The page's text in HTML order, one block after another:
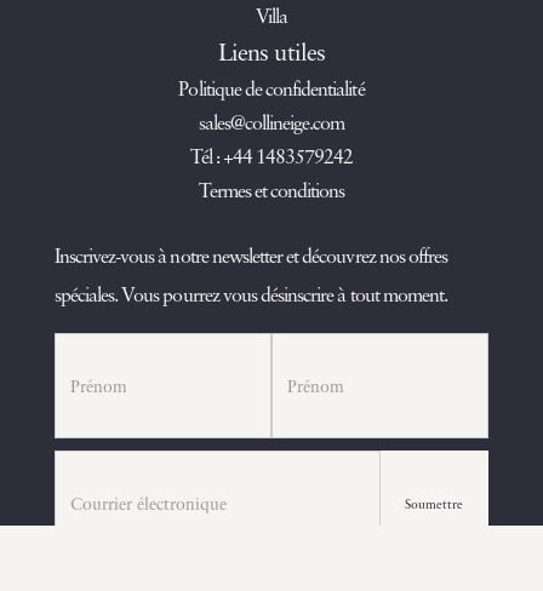
Villa
Liens utiles
Politique de confidentialité
sales@collineige.com
Tél : +44 1483579242
Termes et conditions
Inscrivez-vous à notre newsletter et découvrez nos offres
spéciales. Vous pourrez vous désinscrire à tout moment.